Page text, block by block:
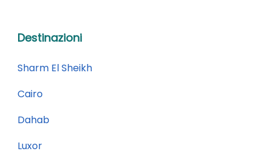
Destinazioni
Sharm El Sheikh
Cairo
Dahab
Luxor